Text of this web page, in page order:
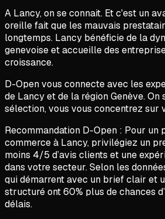
A Lancy, on se connait. Et c'est un
oreille fait que les mauvais
longtemps. Lancy bénéficie de la
genevoise et accueille des
croissance.
D-Open vous connecte avec les
de Lancy et de la région Genève. On
sélection, vous vous concentrez sur
Recommandation D-Open : Pour un
commerceà Lancy, privilégiez un
moins 4/5 d’avis clients et une
dans votre secteur. Selon les
qui démarrent avec un brief clair et
structuré ont 60% plus de chances
délais.